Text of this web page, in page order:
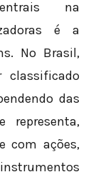
na
é a
No Brasil,
das
representa,
com ações,